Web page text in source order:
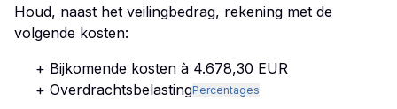
Houd, naast het veilingbedrag, rekening met de
volgende kosten:
+ Bijkomende kosten à 4.678,30 EUR
+ OverdrachtsbelastingPercentages